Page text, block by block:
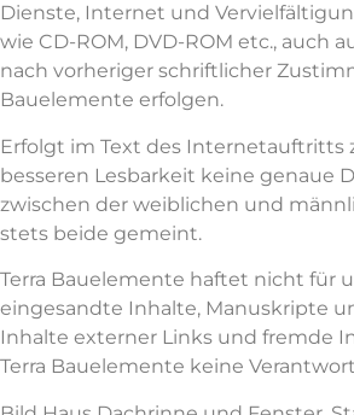
Dienste, Internet und
wie CD-ROM, DVD-ROM etc., auch
nach vorheriger schriftlicher
Bauelemente erfolgen.
Erfolgt im Text des Internetauftritts
besseren Lesbarkeit keine genaue
zwischen der weiblichen und
stets beide gemeint.
Terra Bauelemente haftet nicht für
eingesandte Inhalte, Manuskripte
Inhalte externer Links und fremde
Terra Bauelemente keine